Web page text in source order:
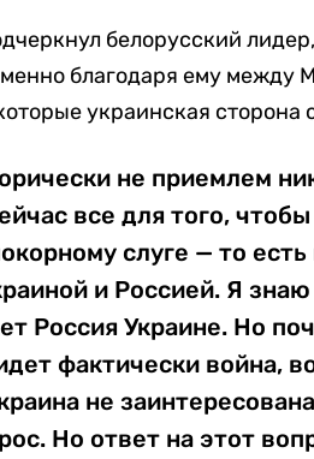
белорусский
благодаря ему между
украинская сторона
не приемлем
все для того,
слуге — то
и Россией. Я
Россия Украине. Но
фактически война,
не
Но ответ на этот